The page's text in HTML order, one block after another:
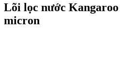
Lõi lọc nước Kangaroo
micron